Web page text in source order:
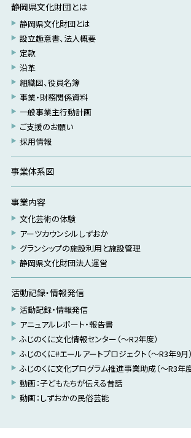
静岡県文化財団とは
静岡県文化財団とは
設立趣意書、法人概要
定款
沿革
組織図、役員名簿
事業・財務関係資料
一般事業主行動計画
ご支援のお願い
採用情報
事業体系図
事業内容
文化芸術の体験
アーツカウンシルしずおか
グランシップの施設利用と施設管理
静岡県文化財団法人運営
活動記録・情報発信
活動記録・情報発信
アニュアルレポート・報告書
ふじのくに文化情報センター（～R2年度）
ふじのくに#エールアートプロジェクト（～R3年9月）
ふじのくに文化プログラム推進事業助成（～R3年度
動画：子どもたちが伝える昔話
動画：しずおかの民俗芸能